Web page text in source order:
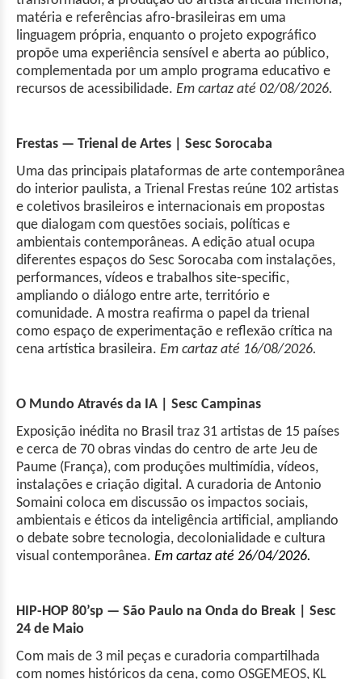
matéria e referências afro-brasileiras em uma
linguagem própria, enquanto o projeto expográfico
propõe uma experiência sensível e aberta ao público,
complementada por um amplo programa educativo e
recursos de acessibilidade. Em cartaz até 02/08/2026.
Frestas — Trienal de Artes | Sesc Sorocaba
Uma das principais plataformas de arte contemporânea
do interior paulista, a Trienal Frestas reúne 102 artistas
e coletivos brasileiros e internacionais em propostas
que dialogam com questões sociais, políticas e
ambientais contemporâneas. A edição atual ocupa
diferentes espaços do Sesc Sorocaba com instalações,
performances, vídeos e trabalhos site-specific,
ampliando o diálogo entre arte, território e
comunidade. A mostra reafirma o papel da trienal
como espaço de experimentação e reflexão crítica na
cena artística brasileira. Em cartaz até 16/08/2026.
O Mundo Através da IA | Sesc Campinas
Exposição inédita no Brasil traz 31 artistas de 15 países
e cerca de 70 obras vindas do centro de arte Jeu de
Paume (França), com produções multimídia, vídeos,
instalações e criação digital. A curadoria de Antonio
Somaini coloca em discussão os impactos sociais,
ambientais e éticos da inteligência artificial, ampliando
o debate sobre tecnologia, decolonialidade e cultura
visual contemporânea. Em cartaz até 26/04/2026.
HIP-HOP 80’sp — São Paulo na Onda do Break | Sesc
24 de Maio
Com mais de 3 mil peças e curadoria compartilhada
com nomes históricos da cena, como OSGEMEOS, KL